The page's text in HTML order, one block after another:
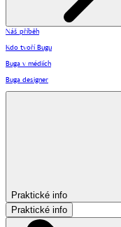
Náš příběh
Kdo tvoří Bugu
Buga v médiích
Buga designer
Praktické info
Praktické info